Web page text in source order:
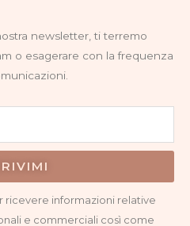
newsletter, ti terremo
o esagerare con la frequenza
ricevere informazioni relative
e commerciali così come